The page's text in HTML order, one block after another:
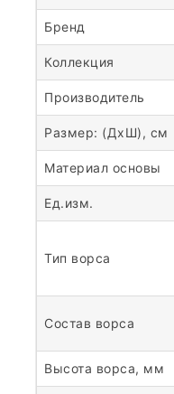
Бренд
Коллекция
Производитель
Размер: (ДхШ), см
Материал основы
Ед.изм.
Тип ворса
Состав ворса
Высота ворса, мм